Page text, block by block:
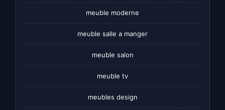
meuble moderne
meuble salle a manger
meuble salon
meuble tv
meubles design